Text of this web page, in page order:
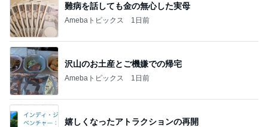
難病を話しても金の無心した実母
Amebaトピックス 1日前
沢山のお土産とご機嫌での帰宅
Amebaトピックス 1日前
嬉しくなったアトラクションの再開